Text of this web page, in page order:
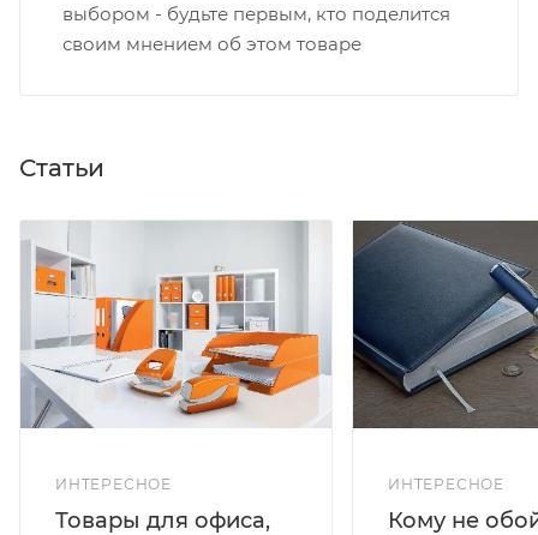
выбором - будьте первым, кто поделится
своим мнением об этом товаре
Статьи
ИНТЕРЕСНОЕ
Товары для офиса,
ИНТЕРЕСНОЕ
Кому не